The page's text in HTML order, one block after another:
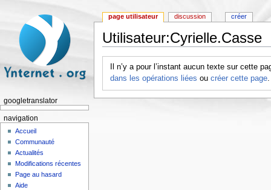
Utilisateur:Cyrielle.Casse
Il n’y a pour l’instant aucun texte sur cette
dans les opérations liées oucréer cette page
page utilisateur discussion créer
googletranslator
navigation
Accueil
Communauté
Actualités
Modifications récentes
Page au hasard
Aide